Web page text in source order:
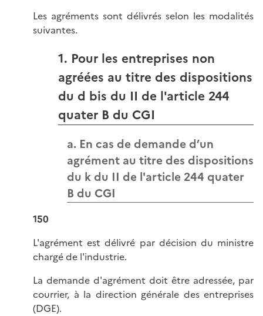
Les agréments sont délivrés selon les modalités
suivantes.
1. Pour les entreprises non
agréées au titre des dispositions
du d bis du II de l'article 244
quater B du CGI
a. En cas de demande d’un
agrément au titre des dispositions
du k du II de l'article 244 quater
B du CGI
150
L'agrément est délivré par décision du ministre
chargé de l'industrie.
La demande d'agrément doit être adressée, par
courrier, à la direction générale des entreprises
(DGE).